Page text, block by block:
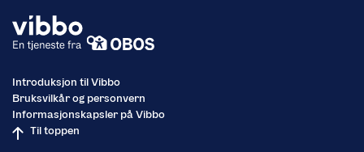
Introduksjon til Vibbo
Bruksvilkår og personvern
Informasjonskapsler på Vibbo
Til toppen